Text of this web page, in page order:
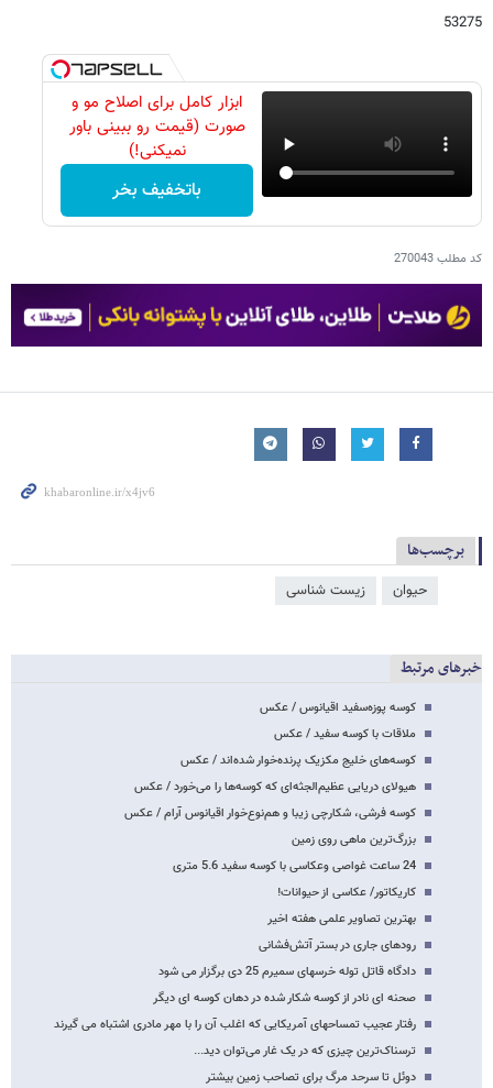
53275
ابزار کامل برای اصلاح مو و
صورت (قیمت رو ببینی باور
نمیکنی!)
باتخفیف بخر
کد مطلب270043
برچسب‌ها
حیوان زیست شناسی
خبرهای مرتبط
کوسه پوزه‌سفید اقیانوس / عکس
ملاقات با کوسه سفید / عکس
کوسه‌های خلیج مکزیک پرنده‌خوار شده‌اند / عکس
هیولای دریایی عظیم‌الجثه‌ای که کوسه‌ها را می‌خورد / عکس
کوسه فرشی، شکارچی زیبا و هم‌نوع‌خوار اقیانوس آرام / عکس
بزرگ‌ترین ماهی روی زمین
24 ساعت غواصی وعکاسی با کوسه سفید 5.6 متری
کاریکاتور/ عکاسی از حیوانات!
بهترین تصاویر علمی هفته اخیر
رودهای جاری در بستر آتش‌فشانی
دادگاه قاتل توله خرسهای سمیرم 25 دی برگزار می شود
صحنه ای نادر از کوسه شکار شده در دهان کوسه ای دیگر
رفتار عجیب تمساح‎های آمریکایی که اغلب آن را با مهر مادری اشتباه می گیرند
ترسناک‌ترین چیزی که در یک غار می‌توان دید...
دوئل تا سرحد مرگ برای تصاحب زمین بیشتر